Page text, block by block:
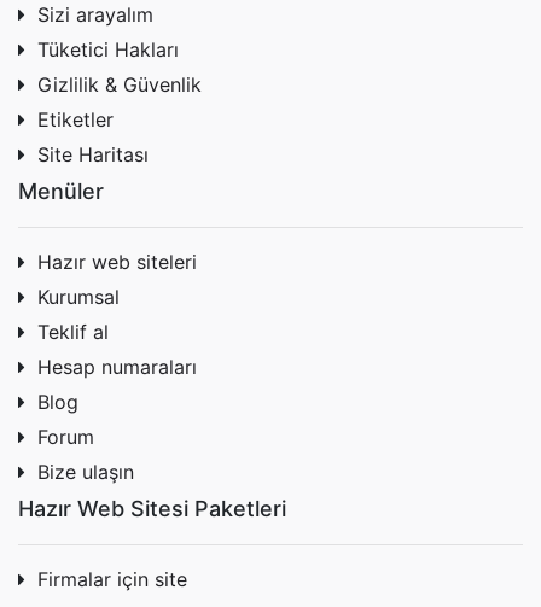
Sizi arayalım
Tüketici Hakları
Gizlilik & Güvenlik
Etiketler
Site Haritası
Menüler
Hazır web siteleri
Kurumsal
Teklif al
Hesap numaraları
Blog
Forum
Bize ulaşın
Hazır Web Sitesi Paketleri
Firmalar için site